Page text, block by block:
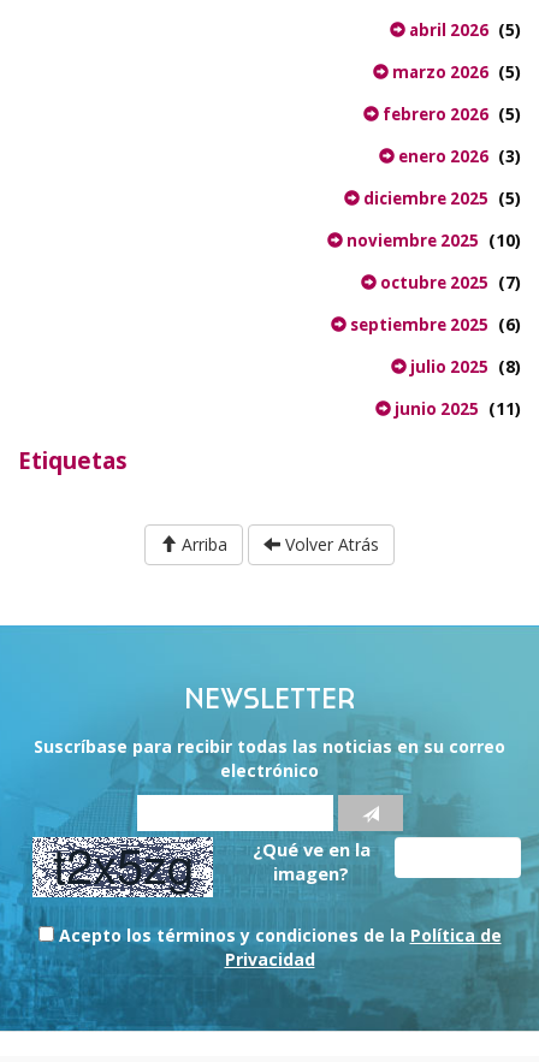
abril 2026 (5)
marzo 2026 (5)
febrero 2026 (5)
enero 2026 (3)
diciembre 2025 (5)
noviembre 2025 (10)
octubre 2025 (7)
septiembre 2025 (6)
julio 2025 (8)
junio 2025 (11)
Etiquetas
Arriba Volver Atrás
NEWSLETTER
Suscríbase para recibir todas las noticias en su correo
electrónico
¿Qué ve en la
imagen?
Acepto los términos y condiciones de la Política de
Privacidad